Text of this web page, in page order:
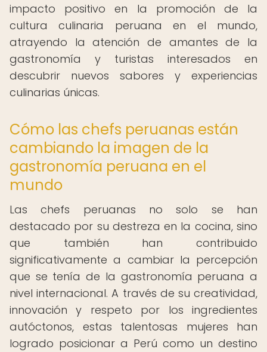
impacto positivo en la promoción de la
cultura culinaria peruana en el mundo,
atrayendo la atención de amantes de la
gastronomía y turistas interesados en
descubrir nuevos sabores y experiencias
culinarias únicas.
Cómo las chefs peruanas están
cambiando la imagen de la
gastronomía peruana en el
mundo
Las chefs peruanas no solo se han
destacado por su destreza en la cocina, sino
que también han contribuido
significativamente a cambiar la percepción
que se tenía de la gastronomía peruana a
nivel internacional. A través de su creatividad,
innovación y respeto por los ingredientes
autóctonos, estas talentosas mujeres han
logrado posicionar a Perú como un destino